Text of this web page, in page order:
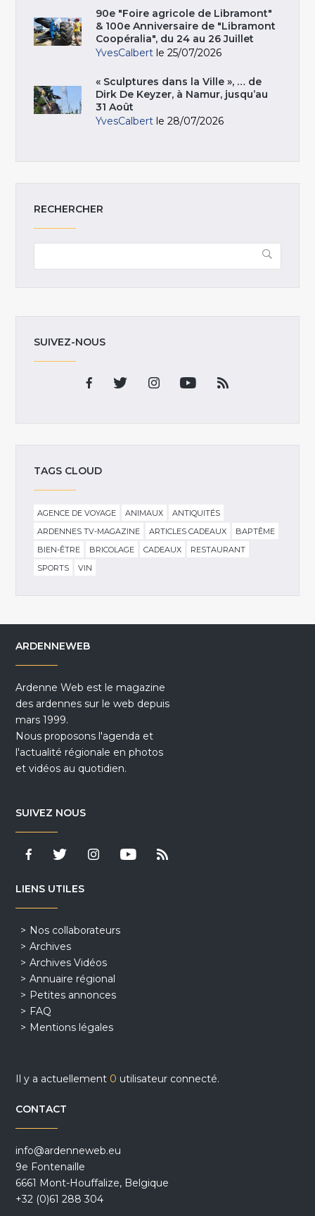
90e "Foire agricole de Libramont"
& 100e Anniversaire de "Libramont
Coopéralia", du 24 au 26 Juillet
YvesCalbert le 25/07/2026
« Sculptures dans la Ville », … de
Dirk De Keyzer, à Namur, jusqu’au
31 Août
YvesCalbert le 28/07/2026
RECHERCHER
SUIVEZ-NOUS
TAGS CLOUD
AGENCE DE VOYAGE ANIMAUX
ANTIQUITÉS
ARDENNES TV-MAGAZINE
ARTICLES CADEAUX
BAPTÊME
BIEN-ÊTRE
BRICOLAGE CADEAUX
RESTAURANT
SPORTS
VIN
ARDENNEWEB
Ardenne Web est le magazine
des ardennes sur le web depuis
mars 1999.
Nous proposons l'agenda et
l'actualité régionale en photos
et vidéos au quotidien.
SUIVEZ NOUS
LIENS UTILES
Nos collaborateurs
Archives
Archives Vidéos
Annuaire régional
Petites annonces
FAQ
Mentions légales
Il y a actuellement 0 utilisateur connecté.
CONTACT
info@ardenneweb.eu
9e Fontenaille
6661 Mont-Houffalize, Belgique
+32 (0)61 288 304